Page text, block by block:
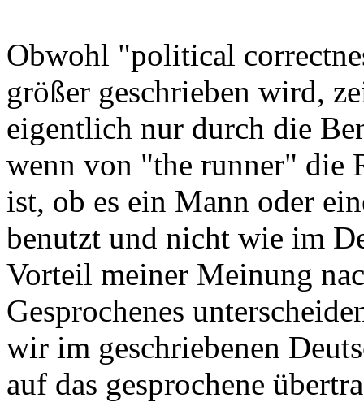
Obwohl "political
größer geschrieben wird,
eigentlich nur durch die
wenn von "the runner" die
ist, ob es ein Mann oder
benutzt und nicht wie im
Vorteil meiner Meinung
Gesprochenes
wir im geschriebenen
auf das gesprochene